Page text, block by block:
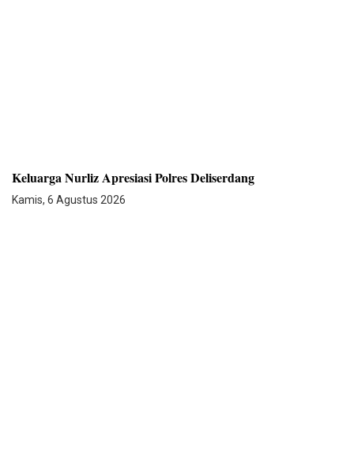
Keluarga Nurliz Apresiasi Polres Deliserdang
Kamis, 6 Agustus 2026